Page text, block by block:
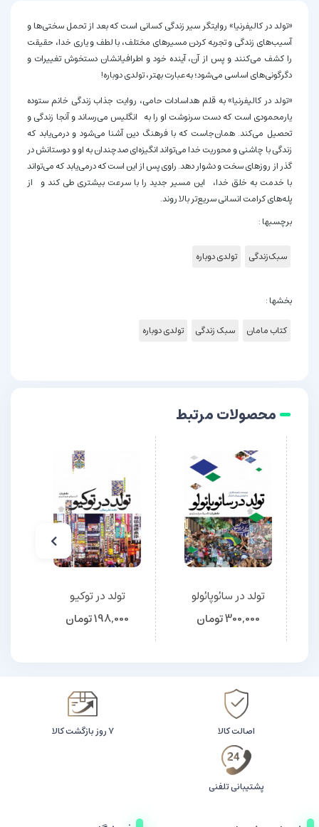
«تولد در کالیفرنیا» روایتگر سیر زندگی کسانی است که بعد از تحمل سختی‌ها و
آسیب‌های زندگی و تجربه کردن مسیرهای مختلف، با لطف و یاری خدا، حقیقت
را کشف می‌کنند و پس از آن، آینده خود و اطرافیانشان دستخوش تغییرات و
دگرگونی‌های اساسی می‌شود؛ به‌عبارت بهتر، تولدی دوباره!
«تولد در کالیفرنیا» به قلم هداسادات حامی، روایت جذاب زندگی خانم ستوده
یارمحمودی است که دست سرنوشت او را به انگلیس می‌رساند و آنجا زندگی و
تحصیل می‌کند. همان‌جاست که با فرهنگ دین آشنا می‌شود و درمی‌یابد که
زندگی با چاشنی و محوریت خدا می‌تواند انگیزه‌ای صدچندان به او و دوستانش در
گذر از روزهای سخت و دشوار دهد. راوی پس از این است که درمی‌یابد که می‌تواند
با خدمت به خلق خدا، این مسیر جدید را با سرعت بیشتری طی کند و از
پله‌های کرامت انسانی سریع‌تر بالا روند.
برچسبها :
سبک‌زندگی تولدی دوباره
بخشها :
کتاب مامان
سبک زندگی تولدی دوباره
محصولات مرتبط
تولد در سائوپائولو
300,000تومان
تولد در توکیو
198,000تومان
اصالت کالا ۷ روز بازگشت کالا
پشتیبانی تلفنی